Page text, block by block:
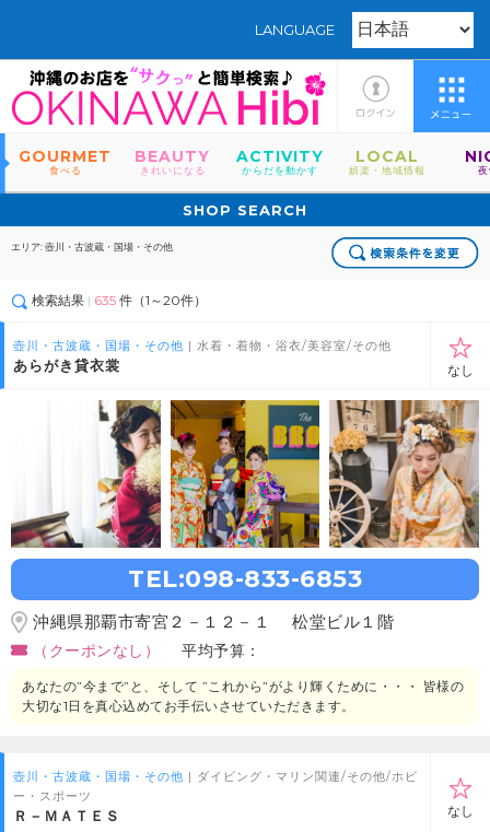
LANGUAGE
GOURMET
食べる
BEAUTY
きれいになる
ACTIVITY
からだを動かす
LOCAL
娯楽・地域情報
SHOP SEARCH
エリア: 壺川・古波蔵・国場・その他
検索結果 | 635 件（1～20件）
壺川・古波蔵・国場・その他 | 水着・着物・浴衣/美容室/その他
あらがき貸衣裳 なし
TEL:098-833-6853
沖縄県那覇市寄宮２－１２－１ 松堂ビル１階
（クーポンなし）
平均予算：
あなたの”今まで”と、そして ”これから”がより輝くために・・・ 皆様の
大切な1日を真心込めてお手伝いさせていただきます。
壺川・古波蔵・国場・その他 | ダイビング・マリン関連/その他/ホビ
ー・スポーツ
Ｒ－ＭＡＴＥＳ なし